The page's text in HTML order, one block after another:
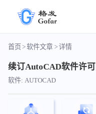
首页>软件文章 >详情
续订AutoCAD软件许
软件: AUTOCAD